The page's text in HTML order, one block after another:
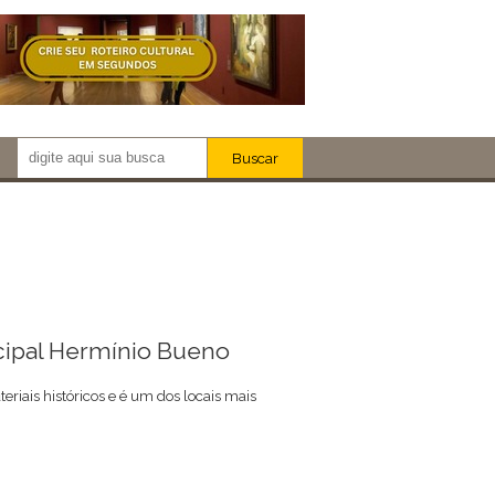
Buscar
Hermínio Bueno
históricos e é um dos locais mais